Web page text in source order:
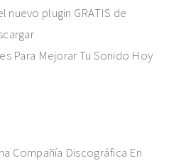
nuevo plugin GRATIS de
Para Mejorar Tu Sonido Hoy
Compañía Discográfica En